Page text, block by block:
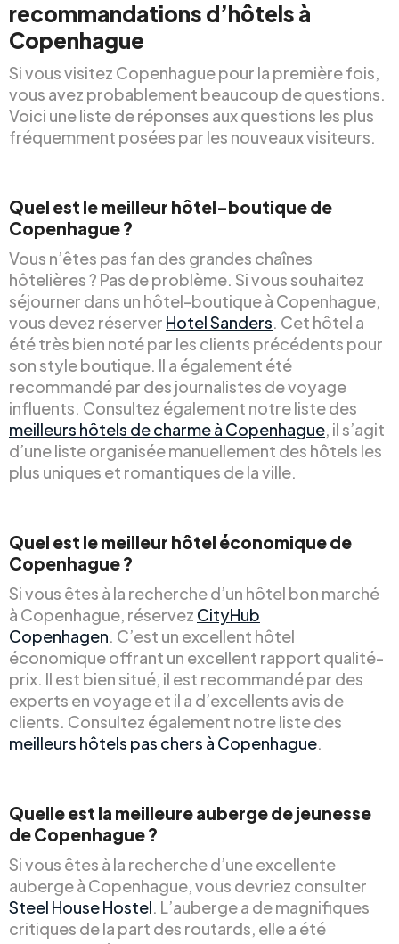
recommandations d’hôtels à
Copenhague
Si vous visitez Copenhague pour la première fois,
vous avez probablement beaucoup de questions.
Voici une liste de réponses aux questions les plus
fréquemment posées par les nouveaux visiteurs.
Quel est le meilleur hôtel-boutique de
Copenhague ?
Vous n’êtes pas fan des grandes chaînes
hôtelières ? Pas de problème. Si vous souhaitez
séjourner dans un hôtel-boutique à Copenhague,
vous devez réserver Hotel Sanders. Cet hôtel a
été très bien noté par les clients précédents pour
son style boutique. Il a également été
recommandé par des journalistes de voyage
influents. Consultez également notre liste des
meilleurs hôtels de charme à Copenhague, il s’agit
d’une liste organisée manuellement des hôtels les
plus uniques et romantiques de la ville.
Quel est le meilleur hôtel économique de
Copenhague ?
Si vous êtes à la recherche d’un hôtel bon marché
à Copenhague, réservez CityHub
Copenhagen. C’est un excellent hôtel
économique offrant un excellent rapport qualité-
prix. Il est bien situé, il est recommandé par des
experts en voyage et il a d’excellents avis de
clients. Consultez également notre liste des
meilleurs hôtels pas chers à Copenhague.
Quelle est la meilleure auberge de jeunesse
de Copenhague ?
Si vous êtes à la recherche d’une excellente
auberge à Copenhague, vous devriez consulter
Steel House Hostel. L’auberge a de magnifiques
critiques de la part des routards, elle a été